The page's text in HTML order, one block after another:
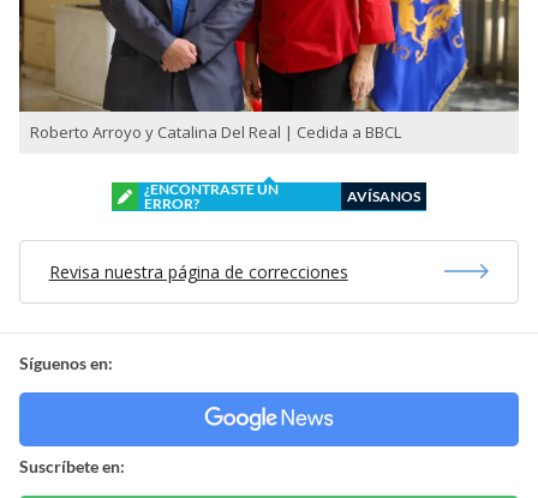
Roberto Arroyo y Catalina Del Real | Cedida a BBCL
¿ENCONTRASTE UN
ERROR?
AVÍSANOS
Revisa nuestra página de correcciones
Síguenos en:
Suscríbete en: